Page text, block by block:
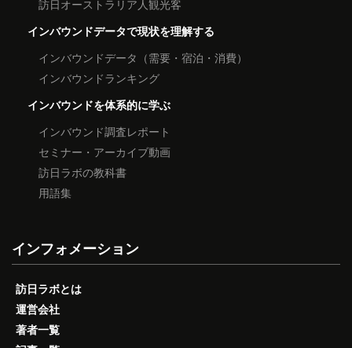
訪日オーストラリア人観光客
インバウンドデータで現状を理解する
インバウンドデータ（需要・宿泊・消費）
インバウンドランキング
インバウンドを体系的に学ぶ
インバウンド調査レポート
セミナー・アーカイブ動画
訪日ラボの教科書
用語集
インフォメーション
訪日ラボとは
運営会社
著者一覧